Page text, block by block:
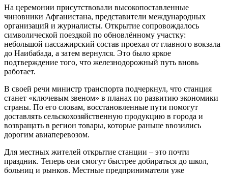
На церемонии присутствовали высокопоставленные
чиновники Афганистана, представители международных
организаций и журналисты. Открытие сопровождалось
символической поездкой по обновлённому участку:
небольшой пассажирский состав проехал от главного вокзала
до Наибабада, а затем вернулся. Это было яркое
подтверждение того, что железнодорожный путь вновь
работает.
В своей речи министр транспорта подчеркнул, что станция
станет «ключевым звеном» в планах по развитию экономики
страны. По его словам, восстановленные пути помогут
доставлять сельскохозяйственную продукцию в города и
возвращать в регион товары, которые раньше ввозились
дорогим авиаперевозом.
Для местных жителей открытие станции – это почти
праздник. Теперь они смогут быстрее добираться до школ,
больниц и рынков. Местные предприниматели уже